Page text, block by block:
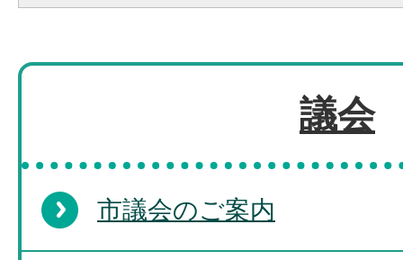
議会
市議会のご案内